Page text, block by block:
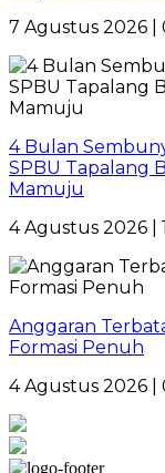
7 Agustus 2026 |
4 Bulan
SPBU Tapalang
Mamuju
4 Agustus 2026 |
Anggaran
Formasi Penuh
4 Agustus 2026 |